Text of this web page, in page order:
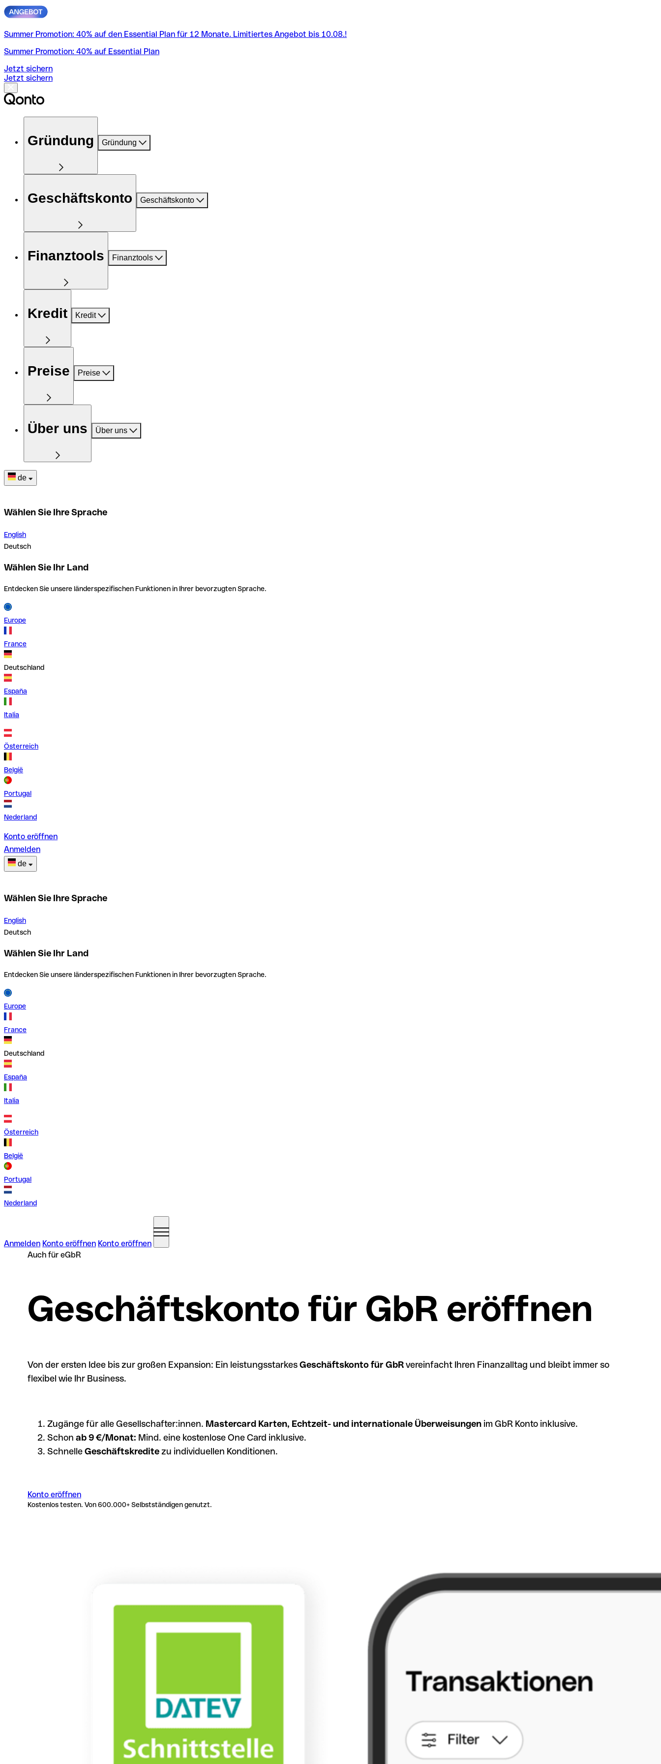
Summer Promotion: 40% auf den Essential Plan für 12 Monate. Limitiertes Angebot bis 10.08.!
Summer Promotion: 40% auf Essential Plan
Jetzt sichern
Jetzt sichern
Gründung Gründung
Geschäftskonto Geschäftskonto
Finanztools Finanztools
Kredit Kredit
Preise Preise
Über uns Über uns
de
Wählen Sie Ihre Sprache
English
Deutsch
Wählen Sie Ihr Land
Entdecken Sie unsere länderspezifischen Funktionen in Ihrer bevorzugten Sprache.
Europe
France
Deutschland
España
Italia
Österreich
België
Portugal
Nederland
Konto eröffnen
Anmelden
de
Wählen Sie Ihre Sprache
English
Deutsch
Wählen Sie Ihr Land
Entdecken Sie unsere länderspezifischen Funktionen in Ihrer bevorzugten Sprache.
Europe
France
Deutschland
España
Italia
Österreich
België
Portugal
Nederland
Anmelden Konto eröffnen Konto eröffnen
Auch für eGbR
Geschäftskonto für GbR eröffnen
Von der ersten Idee bis zur großen Expansion: Ein leistungsstarkesGeschäftskonto für GbRvereinfacht Ihren Finanzalltag und bleibt immer so
flexibel wie Ihr Business.
Zugänge für alle Gesellschafter:innen. Mastercard Karten, Echtzeit- und internationale Überweisungen im GbR Konto inklusive.
Schon ab 9 €/Monat: Mind. eine kostenlose One Card inklusive.
SchnelleGeschäftskredite zu individuellen Konditionen.
Konto eröffnen
Kostenlos testen. Von 600.000+ Selbstständigen genutzt.